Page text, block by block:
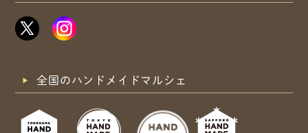
全国のハンドメイドマルシェ